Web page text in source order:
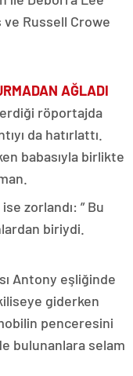
Russell Crowe
AĞLADI
röportajda
da hatırlattı.
babasıyla birlikte
zorlandı: ” Bu
biriydi.
Antony eşliğinde
giderken
penceresini
bulunanlara selam